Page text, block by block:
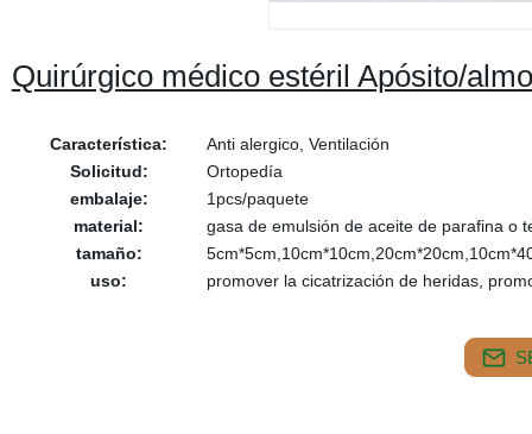
Quirúrgico médico estéril Apósito/
Característica:
Anti alergico, Ventilación
Solicitud:
Ortopedía
embalaje:
1pcs/paquete
material:
gasa de emulsión de aceite de parafina o
tamaño:
uso:
promover la cicatrización de heridas,